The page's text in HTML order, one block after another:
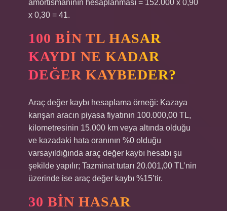
amortismanının hesaplanması = 152.000 x 0,90
x 0,30 = 41.
100 BIN TL HASAR
KAYDI NE KADAR
DEĞER KAYBEDER?
Araç değer kaybı hesaplama örneği: Kazaya
karışan aracın piyasa fiyatının 100.000,00 TL,
kilometresinin 15.000 km veya altında olduğu
ve kazadaki hata oranının %0 olduğu
varsayıldığında araç değer kaybı hesabı şu
şekilde yapılır; Tazminat tutarı 20.001,00 TL’nin
üzerinde ise araç değer kaybı %15’tir.
30 BIN HASAR